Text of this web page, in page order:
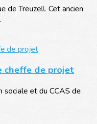
de Treuzell. Cet ancien
cheffe de projet
sociale et du CCAS de